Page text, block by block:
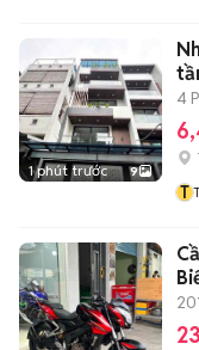
1 phút trước 9
4
T